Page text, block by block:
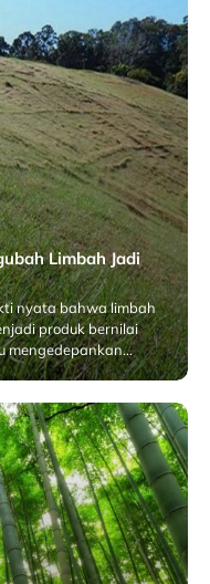
Limbah Jadi
nyata bahwa limbah
produk bernilai
mengedepankan…